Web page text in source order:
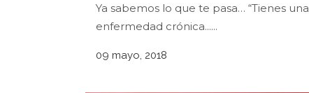
Ya sabemos lo que te pasa… “Tienes una
enfermedad crónica......
09 mayo, 2018